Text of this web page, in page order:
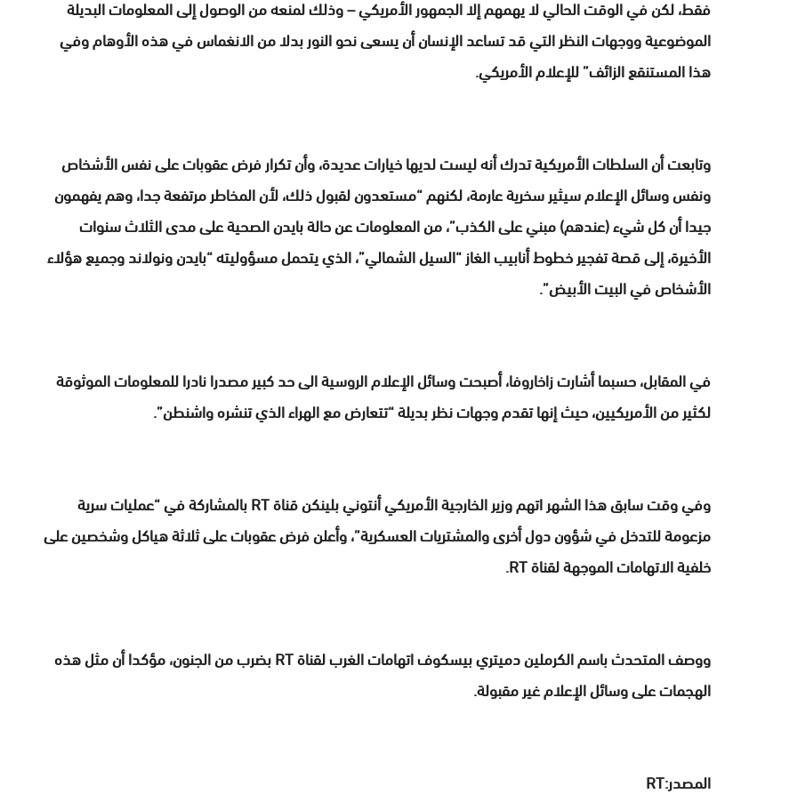
فقط، لكن في الوقت الحالي لا يهمهم إلا الجمهور الأمريكي – وذلك لمنعه من الوصول إلى المعلومات البديلة
الموضوعية ووجهات النظر التي قد تساعد الإنسان أن يسعى نحو النور بدلا من الانغماس في هذه الأوهام وفي
هذا المستنقع الزائف” للإعلام الأمريكي.
وتابعت أن السلطات الأمريكية تدرك أنه ليست لديها خيارات عديدة، وأن تكرار فرض عقوبات على نفس الأشخاص
ونفس وسائل الإعلام سيثير سخرية عارمة، لكنهم “مستعدون لقبول ذلك، لأن المخاطر مرتفعة جدا، وهم يفهمون
جيدا أن كل شيء (عندهم) مبني على الكذب”، من المعلومات عن حالة بايدن الصحية على مدى الثلاث سنوات
الأخيرة، إلى قصة تفجير خطوط أنابيب الغاز “السيل الشمالي”، الذي يتحمل مسؤوليته “بايدن ونولاند وجميع هؤلاء
الأشخاص في البيت الأبيض”.
في المقابل، حسبما أشارت زاخاروفا، أصبحت وسائل الإعلام الروسية الى حد كبير مصدرا نادرا للمعلومات الموثوقة
لكثير من الأمريكيين، حيث إنها تقدم وجهات نظر بديلة “تتعارض مع الهراء الذي تنشره واشنطن”.
وفي وقت سابق هذا الشهر اتهم وزير الخارجية الأمريكي أنتوني بلينكن قناة RT بالمشاركة في “عمليات سرية
مزعومة للتدخل في شؤون دول أخرى والمشتريات العسكرية”، وأعلن فرض عقوبات على ثلاثة هياكل وشخصين على
خلفية الاتهامات الموجهة لقناة RT.
ووصف المتحدث باسم الكرملين دميتري بيسكوف اتهامات الغرب لقناة RT بضرب من الجنون، مؤكدا أن مثل هذه
الهجمات على وسائل الإعلام غير مقبولة.
المصدر:RT